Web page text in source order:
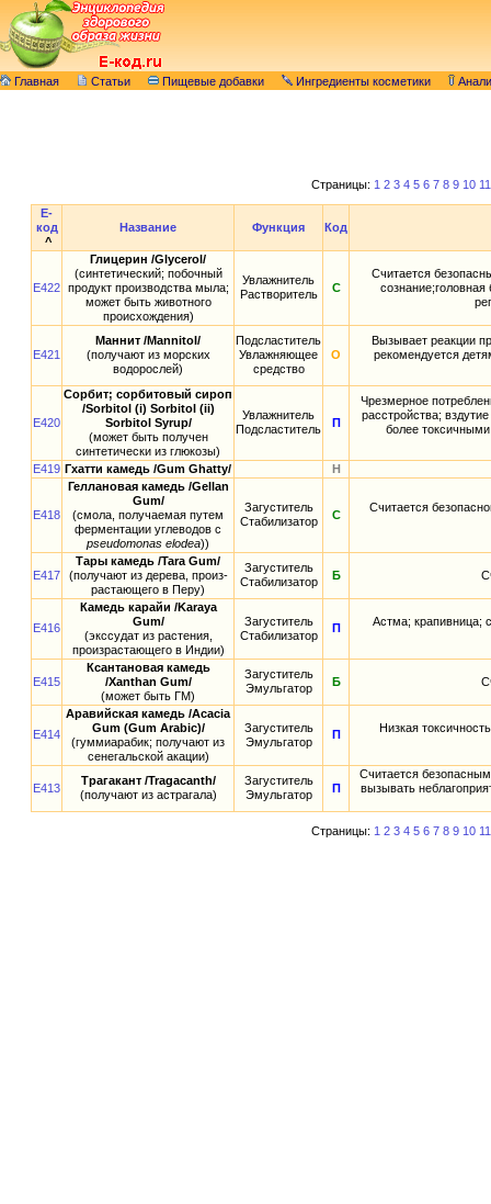
Главная Статьи Пищевые добавки Ингредиенты косметики
Страницы: 1 2 3 4 5 6 7 8 9 10 11
E-
код
^
Название Функция Код
E422
Глицерин /Glycerol/
(синтетический; побочный
продукт производства мыла;
может быть животного
происхождения)
Увлажнитель
Растворитель
С
Считается
E421
Маннит /Mannitol/
(получают из морских
водорослей)
Подсластитель
Увлажняющее
средство
О
Вызывает реакции
рекомендуется
E420
Сорбит; сорбитовый сироп
/Sorbitol (i) Sorbitol (ii)
Sorbitol Syrup/
(может быть получен
синтетически из глюкозы)
Увлажнитель
Подсластитель
П
Чрезмерное
расстройства;
более
E419 Гхатти камедь /Gum Ghatty/ Н
E418
Геллановая камедь /Gellan
Gum/
(смола, получаемая путем
ферментации углеводов с
pseudomonas elodea))
Загуститель
Стабилизатор
С
Считается
E417
Тары камедь /Tara Gum/
(получают из дерева, произ-
растающего в Перу)
Загуститель
Стабилизатор
Б
E416
Камедь карайи /Karaya
Gum/
(экссудат из растения,
произрастающего в Индии)
Загуститель
Стабилизатор
П Астма; крапивница;
E415
Ксантановая камедь
/Xanthan Gum/
(может быть ГМ)
Загуститель
Эмульгатор
Б
E414
Аравийская камедь /Acacia
Gum (Gum Arabic)/
(гуммиарабик; получают из
сенегальской акации)
Загуститель
Эмульгатор
П Низкая
E413
Трагакант /Tragacanth/
(получают из астрагала)
Загуститель
Эмульгатор
П
Считается
вызывать
Страницы: 1 2 3 4 5 6 7 8 9 10 11